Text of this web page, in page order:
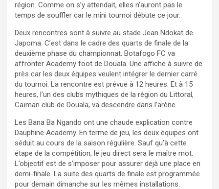
région. Comme on s’y attendait, elles n’auront pas le
temps de souffler car le mini tournoi débute ce jour.
Deux rencontres sont à suivre au stade Jean Ndokat de
Japoma. C’est dans le cadre des quarts de finale de la
deuxième phase du championnat. Botafogo FC va
affronter Academy foot de Douala. Une affiche à suivre de
près car les deux équipes veulent intégrer le dernier carré
du tournoi. La rencontre est prévue à 12 heures. Et à 15
heures, l’un des clubs mythiques de la région du Littoral,
Caïman club de Douala, va descendre dans l’arène.
Les Bana Ba Ngando ont une chaude explication contre
Dauphine Academy. En terme de jeu, les deux équipes ont
séduit au cours de la saison régulière. Sauf qu’à cette
étape de la compétition, le jeu direct sera le maître mot.
L’objectif est de s’imposer pour assurer déjà une place en
demi-finale. La suite des quarts de finale est programmée
pour demain dimanche sur les mêmes installations.